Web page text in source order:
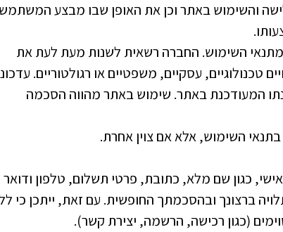
והשימוש באתר וכן את האופן שבו מבצע המשתמש
מתנאי השימוש. החברה רשאית לשנות מעת לעת את
טכנולוגיים, עסקיים, משפטיים או רגולטוריים.
המעודכנת באתר. שימוש באתר מהווה הסכמה
בתנאי השימוש, אלא אם צוין אחרת.
כגון שם מלא, כתובת, פרטי תשלום, טלפון ודואר
ברצונך ובהסכמתך החופשית. עם זאת, ייתכן כי
(כגון רכישה, הרשמה, יצירת קשר).